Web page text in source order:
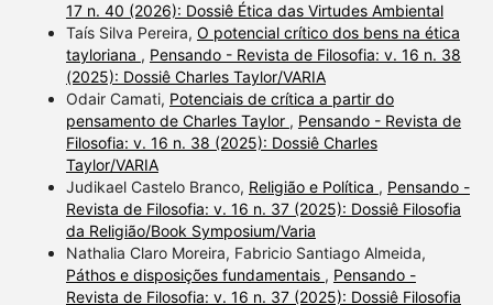
17 n. 40 (2026): Dossiê Ética das Virtudes Ambiental
Taís Silva Pereira, O potencial crítico dos bens na ética
tayloriana , Pensando - Revista de Filosofia: v. 16 n. 38
(2025): Dossiê Charles Taylor/VARIA
Odair Camati, Potenciais de crítica a partir do
pensamento de Charles Taylor , Pensando - Revista de
Filosofia: v. 16 n. 38 (2025): Dossiê Charles
Taylor/VARIA
Judikael Castelo Branco, Religião e Política , Pensando -
Revista de Filosofia: v. 16 n. 37 (2025): Dossiê Filosofia
da Religião/Book Symposium/Varia
Nathalia Claro Moreira, Fabricio Santiago Almeida,
Páthos e disposições fundamentais , Pensando -
Revista de Filosofia: v. 16 n. 37 (2025): Dossiê Filosofia